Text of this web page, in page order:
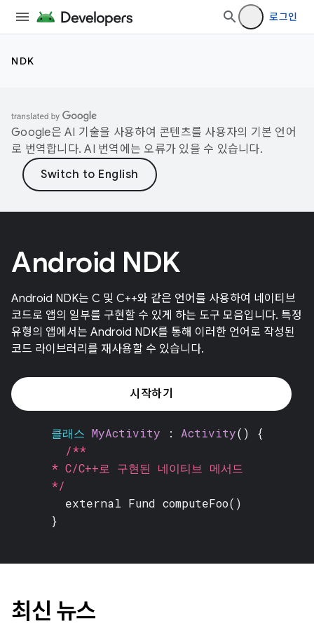
로그인
NDK
Google은 AI 기술을 사용하여 콘텐츠를 사용자의 기본 언어
로 번역합니다. AI 번역에는 오류가 있을 수 있습니다.
Android NDK
Android NDK는 C 및 C++와 같은 언어를 사용하여 네이티브
코드로 앱의 일부를 구현할 수 있게 하는 도구 모음입니다. 특정
유형의 앱에서는 Android NDK를 통해 이러한 언어로 작성된
코드 라이브러리를 재사용할 수 있습니다.
시작하기
클래스 MyActivity : Activity() {
/**
* C/C++로 구현된 네이티브 메서드
*/
external Fund computeFoo()
}
최신 뉴스